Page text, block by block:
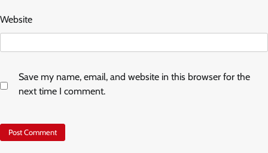
Website
Save my name, email, and website in this browser for the
next time I comment.